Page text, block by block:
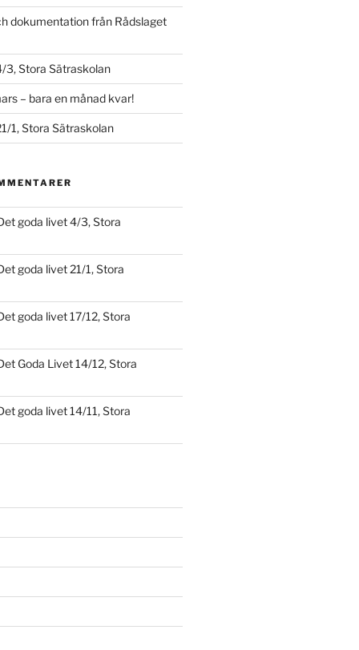
dokumentation från Rådslaget
3, Stora Sätraskolan
– bara en månad kvar!
1, Stora Sätraskolan
goda livet 4/3, Stora
goda livet 21/1, Stora
goda livet 17/12, Stora
Goda Livet 14/12, Stora
goda livet 14/11, Stora